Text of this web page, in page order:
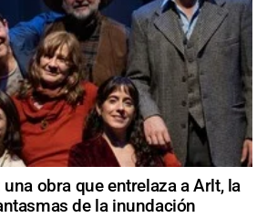
una obra que entrelaza a Arlt, la
de la inundación